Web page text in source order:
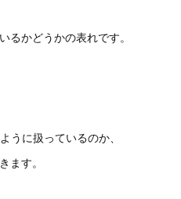
るかどうかの表れです。
うに扱っているのか、
ます。